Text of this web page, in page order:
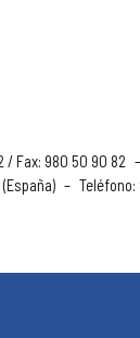
/ Fax: 980 50 90 82 –
– Teléfono: